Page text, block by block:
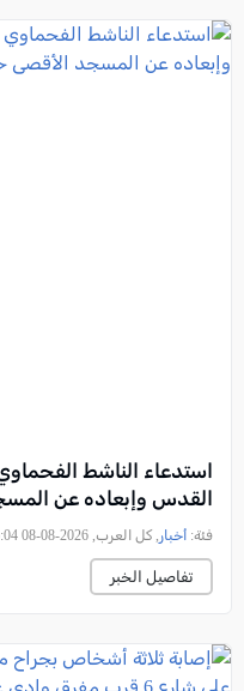
استدعاء الناشط
القدس وإبعاده عن المسجد
فئة: أخبار , كل العرب, 2026-08-08 15:15:04
تفاصيل الخبر